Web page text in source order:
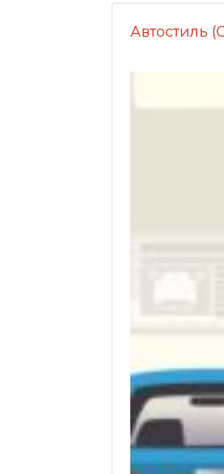
Автостиль